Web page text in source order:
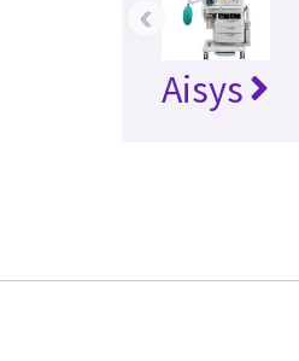
Aisys
‹